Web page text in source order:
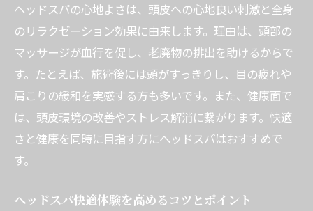
毎月のヘッドスパで得られる健康メリット
毎月のヘッドスパで快適な健康習慣を作る
方法
ヘッドスパの定期利用がもたらす快適な効
果
ヘッドスパの健康メリットと快適生活の関
快適さ
ヘッドスパの心地よさは、頭皮への心地良い刺激と全身
のリラクゼーション効果に由来します。理由は、頭部の
マッサージが血行を促し、老廃物の排出を助けるからで
す。たとえば、施術後には頭がすっきりし、目の疲れや
肩こりの緩和を実感する方も多いです。また、健康面で
は、頭皮環境の改善やストレス解消に繋がります。快適
さと健康を同時に目指す方にヘッドスパはおすすめで
す。
ヘッドスパ快適体験を高めるコツとポイント